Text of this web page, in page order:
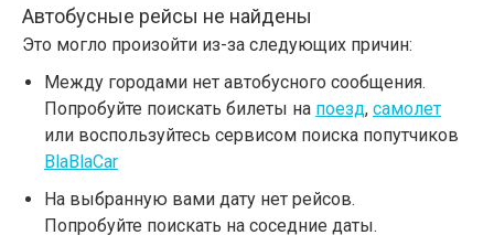
Автобусные рейсы не найдены
Это могло произойти из-за следующих причин:
Между городами нет автобусного сообщения.
Попробуйте поискать билеты на поезд, самолет
или воспользуйтесь сервисом поиска попутчиков
BlaBlaCar
На выбранную вами дату нет рейсов.
Попробуйте поискать на соседние даты.